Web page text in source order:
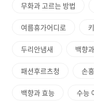
무화과 고르는 방법
여름휴가어디로
두리안냄새 백향
패션후르츠청 손
백향과 효능 수능